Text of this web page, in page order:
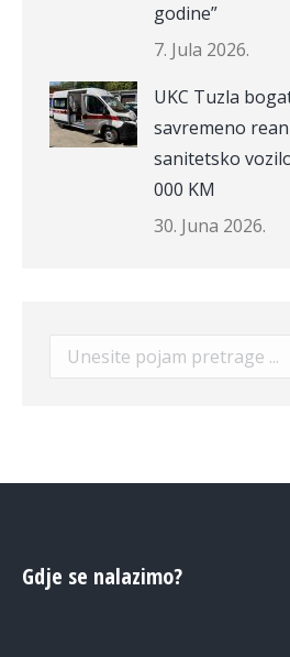
godine”
7. Jula 2026.
UKC Tuzla
savremeno
sanitetsko
000 KM
30. Juna 2026.
Search:
Gdje se nalazimo?